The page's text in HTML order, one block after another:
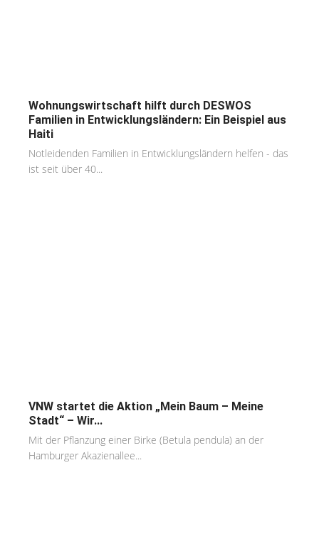
Wohnungswirtschaft hilft durch DESWOS
Familien in Entwicklungsländern: Ein Beispiel aus
Haiti
Notleidenden Familien in Entwicklungsländern helfen - das
ist seit über 40...
VNW startet die Aktion „Mein Baum – Meine
Stadt“ – Wir...
Mit der Pflanzung einer Birke (Betula pendula) an der
Hamburger Akazienallee...